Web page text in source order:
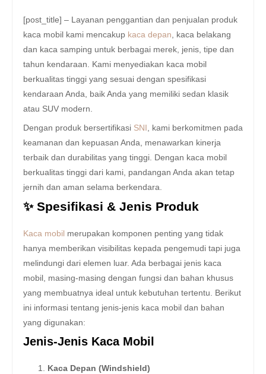
[post_title] – Layanan penggantian dan penjualan produk
kaca mobil kami mencakup kaca depan , kaca belakang
dan kaca samping untuk berbagai merek, jenis, tipe dan
tahun kendaraan. Kami menyediakan kaca mobil
berkualitas tinggi yang sesuai dengan spesifikasi
kendaraan Anda, baik Anda yang memiliki sedan klasik
atau SUV modern.
Dengan produk bersertifikasi SNI
, kami berkomitmen pada
keamanan dan kepuasan Anda, menawarkan kinerja
terbaik dan durabilitas yang tinggi. Dengan kaca mobil
berkualitas tinggi dari kami, pandangan Anda akan tetap
jernih dan aman selama berkendara.
✨ Spesifikasi & Jenis Produk
Kaca mobil merupakan komponen penting yang tidak
hanya memberikan visibilitas kepada pengemudi tapi juga
melindungi dari elemen luar. Ada berbagai jenis kaca
mobil, masing-masing dengan fungsi dan bahan khusus
yang membuatnya ideal untuk kebutuhan tertentu. Berikut
ini informasi tentang jenis-jenis kaca mobil dan bahan
yang digunakan:
Jenis-Jenis Kaca Mobil
Kaca Depan (Windshield)